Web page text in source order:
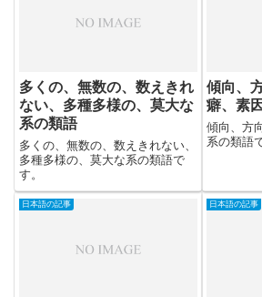
多くの、無数の、数えきれ
ない、多種多様の、莫大な
系の類語
多くの、無数の、数えきれない、
多種多様の、莫大な系の類語で
す。
傾向、
癖、素
傾向、方
系の類語
日本語の記事 日本語の記事